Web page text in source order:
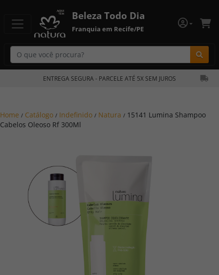
Beleza Todo Dia
Franquia em Recife/PE
ENTREGA SEGURA - PARCELE ATÉ 5X SEM JUROS
Home / Catálogo / Indefinido / Natura / 15141 Lumina Shampoo
Cabelos Oleoso Rf 300Ml